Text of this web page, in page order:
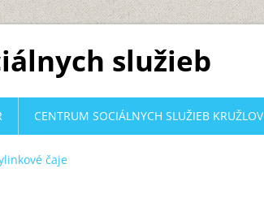
služieb
čaje
CENTRUM SOCIÁLNYCH SLUŽIEB KRUŽLOV